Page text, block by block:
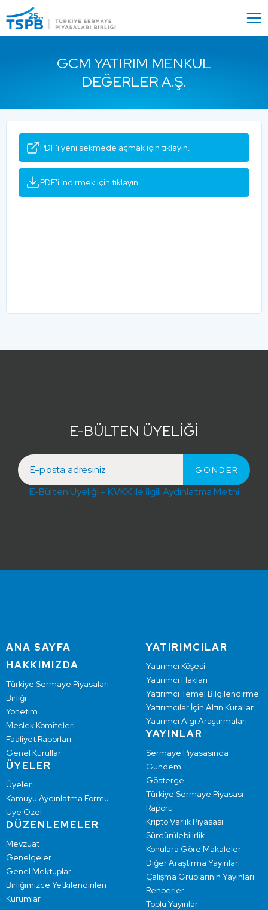
Close
GCM YATIRIM MENKUL
DEĞERLER A.Ş.
PDF'i yeni sekmede açmak için tıklayın.
PDF'i indirmek için tıklayın.
E-BÜLTEN ÜYELİĞİ
E-Bülten Üyeliği – KVKK ile İlgili Aydınlatma Metni
ANA SAYFA
HAKKIMIZDA
Türkiye Sermaye Piyasaları
Birliği
Yönetim
Meslek Komiteleri
Faaliyet Raporları
Genel Kurullar
ÜYELER
Üyeler
Kamuyu Aydınlatma Formu
Üye Özel
DÜZENLEMELER
Mevzuat
Genelgeler
Genel Mektuplar
Birliğimizce Yetkilendirilen
Kurumlar
YATIRIMCILAR
Yatırımcı Köşesi
Yatırımcı Hakları
Yatırımcı Temel Bilgilendirme
Yatırımcılar İçin Altın Kurallar
Yatırımcı Algı Araştırmaları
YAYINLAR
Sermaye Piyasasında
Gündem
Gösterge
Türkiye Sermaye Piyasası
Raporu
Kripto Varlık Piyasası
Sürdürülebilirlik
Konulara Göre Makaleler
Diğer Araştırma Yayınları
Çalışma Gruplarının Yayınları
Rehberler
Toplu Yayınlar